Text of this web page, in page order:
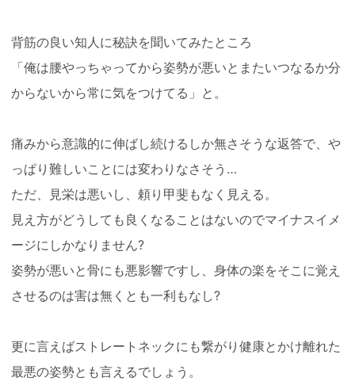
背筋の良い知人に秘訣を聞いてみたところ
「俺は腰やっちゃってから姿勢が悪いとまたいつなるか分
からないから常に気をつけてる」と。
痛みから意識的に伸ばし続けるしか無さそうな返答で、や
っぱり難しいことには変わりなさそう…
ただ、見栄は悪いし、頼り甲斐もなく見える。
見え方がどうしても良くなることはないのでマイナスイメ
ージにしかなりません?
姿勢が悪いと骨にも悪影響ですし、身体の楽をそこに覚え
させるのは害は無くとも一利もなし?
更に言えばストレートネックにも繋がり健康とかけ離れた
最悪の姿勢とも言えるでしょう。